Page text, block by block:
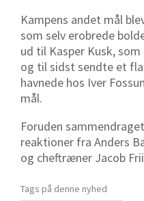
Kampens andet mål
som selv erobrede
ud til Kasper Kusk,
og til sidst sendte et
havnede hos Iver
mål.
Foruden
reaktioner fra Anders
og cheftræner Jacob
Tags på denne nyhed